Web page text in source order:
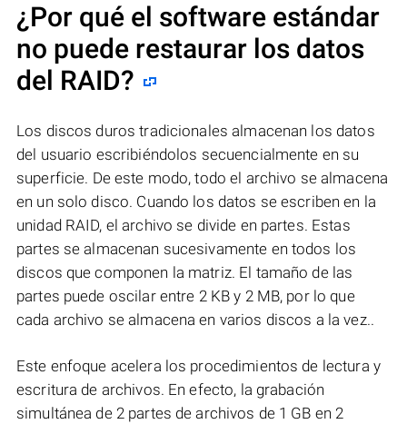
¿Por qué el software estándar
no puede restaurar los datos
del RAID?
Los discos duros tradicionales almacenan los datos
del usuario escribiéndolos secuencialmente en su
superficie. De este modo, todo el archivo se almacena
en un solo disco. Cuando los datos se escriben en la
unidad RAID, el archivo se divide en partes. Estas
partes se almacenan sucesivamente en todos los
discos que componen la matriz. El tamaño de las
partes puede oscilar entre 2 KB y 2 MB, por lo que
cada archivo se almacena en varios discos a la vez..
Este enfoque acelera los procedimientos de lectura y
escritura de archivos. En efecto, la grabación
simultánea de 2 partes de archivos de 1 GB en 2